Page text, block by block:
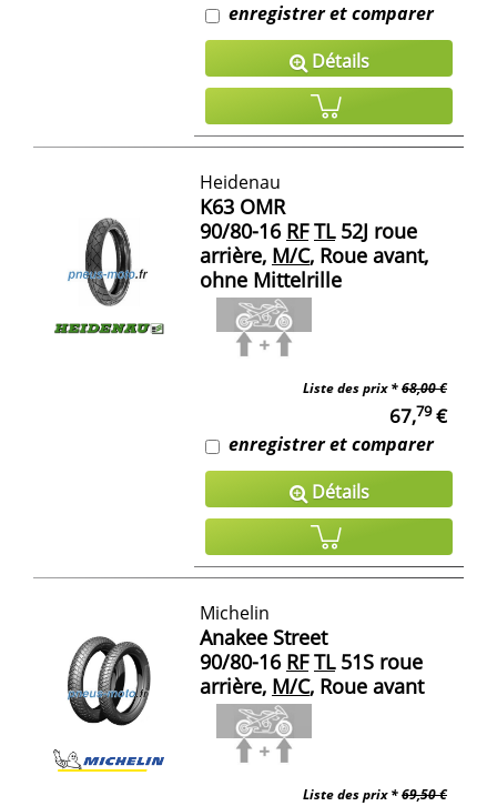
enregistrer et comparer
Détails
Heidenau
K63 OMR
90/80-16 RF TL52J roue
arrière, M/C, Roue avant,
ohne Mittelrille
Liste des prix *68,00 €
67,79€
enregistrer et comparer
Détails
Michelin
Anakee Street
90/80-16 RF TL51S roue
arrière, M/C, Roue avant
Liste des prix *69,50 €